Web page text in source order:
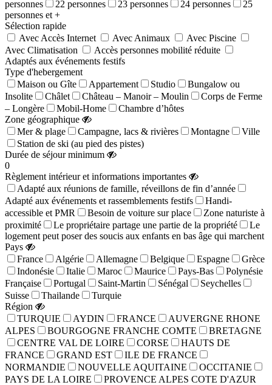
personnes
22 personnes 23 personnes 24 personnes
25
personnes et +
Sélection rapide
Avec Accès Internet
Avec Animaux
Avec Piscine
Avec Climatisation
Accès personnes mobilité réduite
Adaptés aux événements festifs
Type d'hebergement
Maison ou Gîte
Appartement Studio
Bungalow ou
Insolite
Châlet Château – Manoir – Moulin
Corps de Ferme
– Longère
Mobil-Home
Chambre d’hôtes
Zone géographique
Mer & plage
Campagne, lacs & rivières Montagne
Ville
Station de ski (au pied des pistes)
Durée de séjour minimum
0
Règlement intérieur et informations importantes
Adapté aux réunions de famille, réveillons de fin d’année
Adapté aux événements et rassemblements festifs
Handi-
accessible et PMR
Besoin de voiture sur place
Zone naturiste à
proximité
Le propriétaire partage une partie de la propriété
Le
logement peut poser des soucis aux enfants en bas âge qui marchent
Pays
France
Algérie Allemagne Belgique Espagne
Grèce
Indonésie
Italie Maroc Maurice Pays-Bas
Polynésie
Française
Portugal Saint-Martin Sénégal
Seychelles
Suisse
Thailande
Turquie
Région
TURQUIE
AYDIN FRANCE
AUVERGNE RHONE
ALPES
BOURGOGNE FRANCHE COMTE
BRETAGNE
CENTRE VAL DE LOIRE
CORSE
HAUTS DE
FRANCE
GRAND EST
ILE DE FRANCE
NORMANDIE
NOUVELLE AQUITAINE
OCCITANIE
PAYS DE LA LOIRE
PROVENCE ALPES COTE D'AZUR